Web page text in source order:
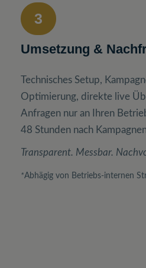
3
Umsetzung &
Technisches Setup,
Optimierung, direkte live
Anfragen nur an Ihren
48 Stunden nach
Transparent. Messbar.
*Abhägig von Betriebs-internen